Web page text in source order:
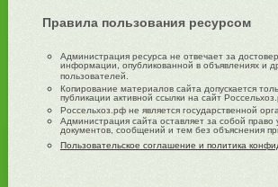
Правила пользования ресурсом
Администрация ресурса не отвечает за
информации, опубликованной в объявлениях и
пользователей.
Копирование материалов сайта допускается
публикации активной ссылки на сайт
Россельхоз.рф не является государственной
Администрация сайта оставляет за собой
документов, сообщений и тем без объяснения
Пользовательское соглашение и политика